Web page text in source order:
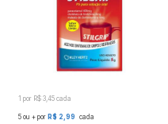
1 por R$ 3,45 cada
5 ou + por R$ 2,99 cada